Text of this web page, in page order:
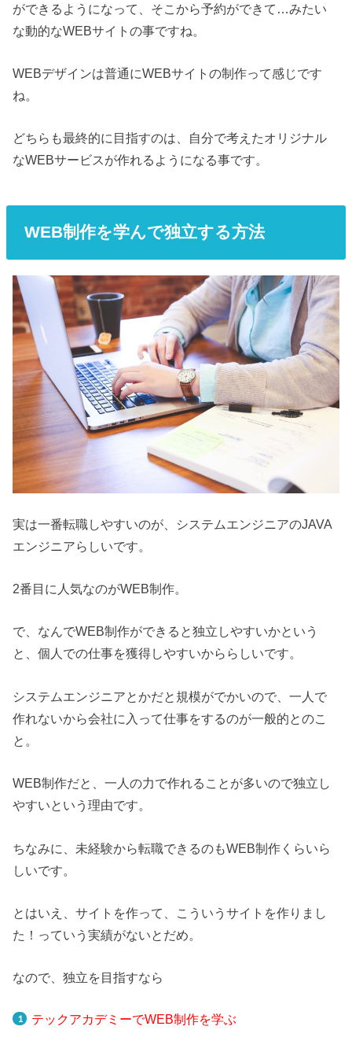
ができるようになって、そこから予約ができて…みたい
な動的なWEBサイトの事ですね。
WEBデザインは普通にWEBサイトの制作って感じです
ね。
どちらも最終的に目指すのは、自分で考えたオリジナル
なWEBサービスが作れるようになる事です。
WEB制作を学んで独立する方法
実は一番転職しやすいのが、システムエンジニアのJAVA
エンジニアらしいです。
2番目に人気なのがWEB制作。
で、なんでWEB制作ができると独立しやすいかという
と、個人での仕事を獲得しやすいかららしいです。
システムエンジニアとかだと規模がでかいので、一人で
作れないから会社に入って仕事をするのが一般的とのこ
と。
WEB制作だと、一人の力で作れることが多いので独立し
やすいという理由です。
ちなみに、未経験から転職できるのもWEB制作くらいら
しいです。
とはいえ、サイトを作って、こういうサイトを作りまし
た！っていう実績がないとだめ。
なので、独立を目指すなら
テックアカデミーでWEB制作を学ぶ